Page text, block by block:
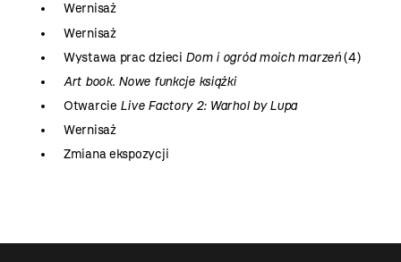
Wernisaż
Wernisaż
Wystawa prac dzieci Dom i ogród moich marzeń(4)
Art book. Nowe funkcje książki
Otwarcie Live Factory 2: Warhol by Lupa
Wernisaż
Zmiana ekspozycji